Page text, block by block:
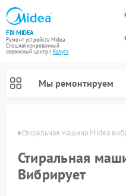
FIX-MIDEA
Ремонт устройств Midea
Специализированный
cервисный центр г.Калуга
Мы ремонтируем
Стиральная машина Midea
Стиральная
Вибрирует